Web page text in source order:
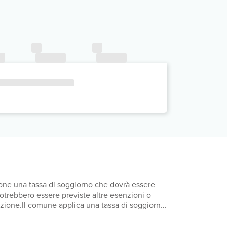
una tassa di soggiorno che dovrà essere
essere previste altre esenzioni o
comune applica una tassa di soggiorno: